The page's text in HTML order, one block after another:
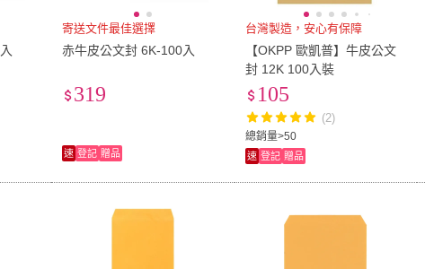
寄送文件最佳選擇
赤牛皮公文封 6K-100入
319
速 登記 贈品
台灣製造，安心有保障
【OKPP 歐凱普】牛皮公文
封 12K 100入裝
總銷量>50
105
(2)
速 登記 贈品